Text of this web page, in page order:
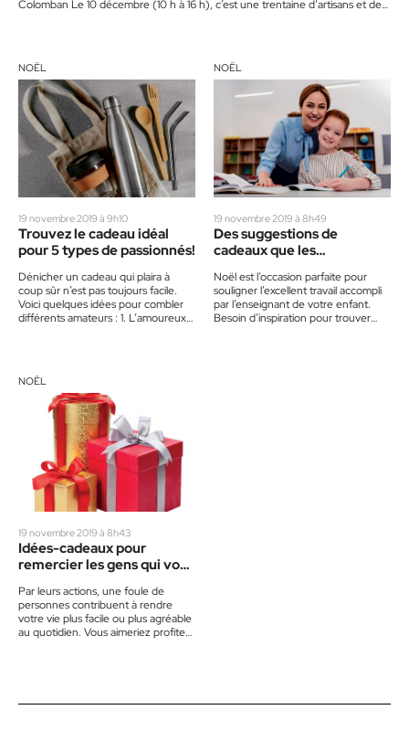
Colomban Le 10 décembre (10 h à 16 h), c’est une trentaine d’artisans et de
NOËL
19 novembre 2019 à 9h10
Trouvez le cadeau idéal
pour 5 types de passionnés!
Dénicher un cadeau qui plaira à
coup sûr n’est pas toujours facile.
Voici quelques idées pour combler
différents amateurs : 1. L’amoureux
NOËL
19 novembre 2019 à 8h49
Des suggestions de
cadeaux que les
vraiment
Noël est l’occasion parfaite pour
souligner l’excellent travail accompli
par l’enseignant de votre enfant.
Besoin d’inspiration pour trouver
NOËL
19 novembre 2019 à 8h43
Idées-cadeaux pour
remercier les gens qui vous
Par leurs actions, une foule de
person­nes contribuent à rendre
votre vie plus facile ou plus agréable
au quotidien. Vous aimeriez profiter